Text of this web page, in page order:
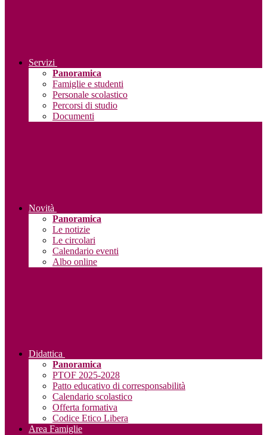
Servizi
Panoramica
Famiglie e studenti
Personale scolastico
Percorsi di studio
Documenti
Novità
Panoramica
Le notizie
Le circolari
Calendario eventi
Albo online
Didattica
Panoramica
PTOF 2025-2028
Patto educativo di corresponsabilità
Calendario scolastico
Offerta formativa
Codice Etico Libera
Area Famiglie